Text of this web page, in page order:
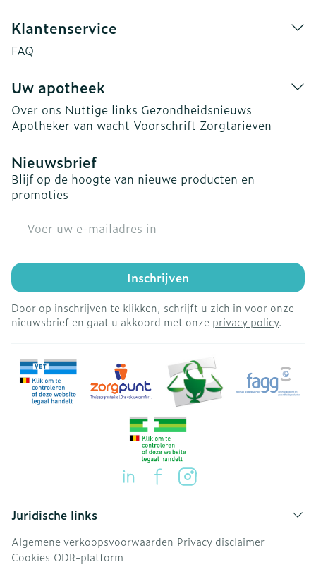
Klantenservice
FAQ
Uw apotheek
Over ons Nuttige links Gezondheidsnieuws
Apotheker van wacht Voorschrift Zorgtarieven
Nieuwsbrief
Blijf op de hoogte van nieuwe producten en
promoties
Inschrijven
Door op inschrijven te klikken, schrijft u zich in voor onze
nieuwsbrief en gaat u akkoord met onze privacy policy.
Juridische links
Algemene verkoopsvoorwaarden Privacy disclaimer
Cookies ODR-platform